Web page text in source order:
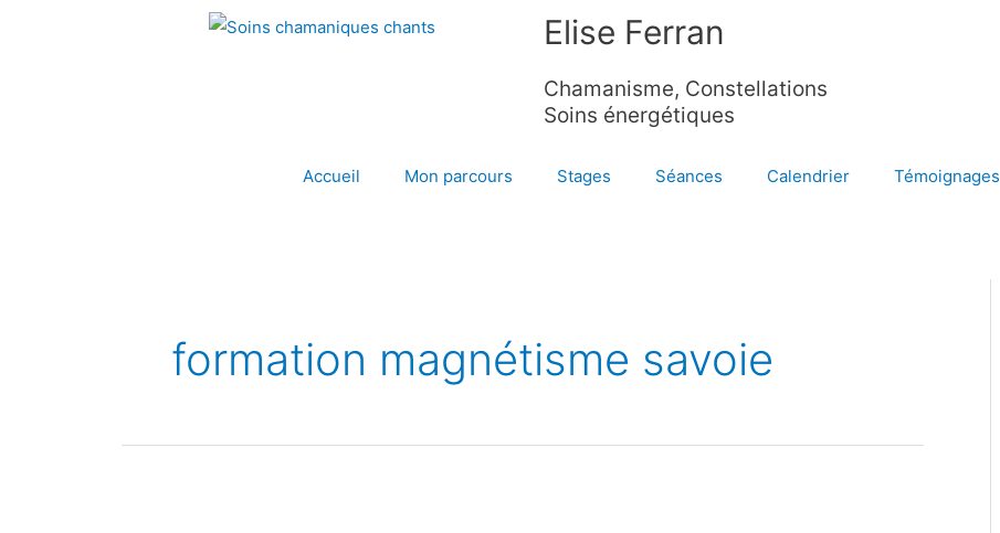
Elise Ferran
Chamanisme, Constellations
Soins énergétiques
Accueil Mon parcours Stages Séances Calendrier Témoignages
formation magnétisme savoie